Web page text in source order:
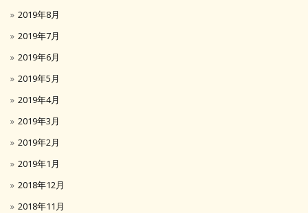
2019年8月
2019年7月
2019年6月
2019年5月
2019年4月
2019年3月
2019年2月
2019年1月
2018年12月
2018年11月